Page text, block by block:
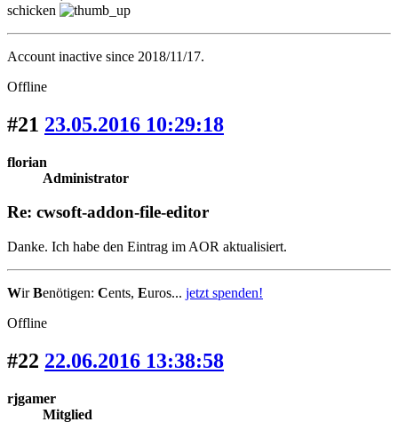
schicken
Account inactive since 2018/11/17.
Offline
#21 23.05.2016 10:29:18
florian
Administrator
Re: cwsoft-addon-file-editor
Danke. Ich habe den Eintrag im AOR aktualisiert.
WirBenötigen: Cents, Euros... jetzt spenden!
Offline
#22 22.06.2016 13:38:58
rjgamer
Mitglied